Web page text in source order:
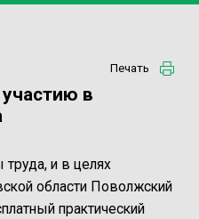
Печать
в
и в целях
области Поволжский
практический